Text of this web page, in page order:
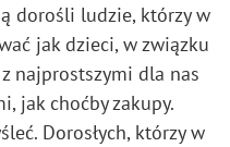
dorośli ludzie, którzy w
jak dzieci, w związku
najprostszymi dla nas
jak choćby zakupy.
Dorosłych, którzy w